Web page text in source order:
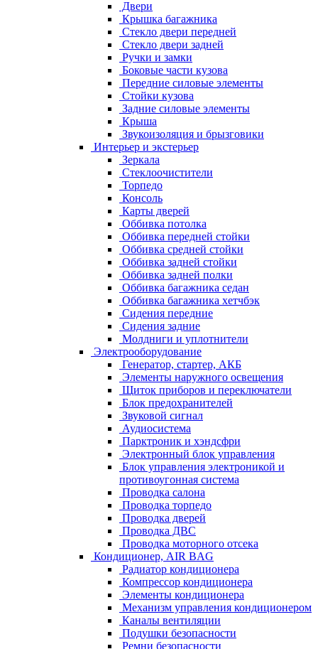
Двери
Крышка багажника
Стекло двери передней
Стекло двери задней
Ручки и замки
Боковые части кузова
Передние силовые элементы
Стойки кузова
Задние силовые элементы
Крыша
Звукоизоляция и брызговики
Интерьер и экстерьер
Зеркала
Стеклоочистители
Торпедо
Консоль
Карты дверей
Оббивка потолка
Оббивка передней стойки
Оббивка средней стойки
Оббивка задней стойки
Оббивка задней полки
Оббивка багажника седан
Оббивка багажника хетчбэк
Сидения передние
Сидения задние
Молдниги и уплотнители
Электрооборудование
Генератор, стартер, АКБ
Элементы наружного освещения
Щиток приборов и переключатели
Блок предохранителей
Звуковой сигнал
Аудиосистема
Парктроник и хэндсфри
Электронный блок управления
Блок управления электроникой и
противоугонная система
Проводка салона
Проводка торпедо
Проводка дверей
Проводка ДВС
Проводка моторного отсека
Кондиционер, AIR BAG
Радиатор кондиционера
Компрессор кондиционера
Элементы кондиционера
Механизм управления кондиционером
Каналы вентиляции
Подушки безопасности
Ремни безопасности